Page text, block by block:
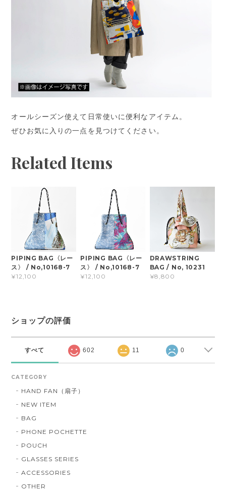
オールシーズン使えて日常使いに便利なアイテム。
ぜひお気に入りの一点を見つけてください。
Related Items
PIPING BAG〈レー
ス〉 / No,10168-7
¥12,100
PIPING BAG〈レー
ス〉 / No,10168-7
¥12,100
DRAWSTRING
BAG / No, 10231
¥8,800
ショップの評価
すべて 602 11 0
CATEGORY
HAND FAN（扇子）
NEW ITEM
BAG
PHONE POCHETTE
POUCH
GLASSES SERIES
ACCESSORIES
OTHER